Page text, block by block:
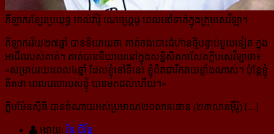
កីឡាករខ្សែរប្រយុទ្ធ អាល់វ៉ារ៉ូ ណេហ្គ្រេដូ ពេលនៅទាត់ក្នុងក្រុមសេវីឡា។
កីឡាករវ័យ២៧ឆ្នាំ បាននិយាយថា គាត់ចង់បោះជំហ៊ានថ្មីបន្ទាប់មួយទៀត ក្នុង
អាជីពរបស់គាត់។ គាត់បាននិយាយនៅ​ក្នុងសន្និសិតកាសែតក្លិបសេវីឡាថា៖
«សម្រាប់រយះពេល៤ឆ្នាំ ដែលខ្ញុំនៅទីនេះ ខ្ញុំពិតជារីករាយខ្លាំងណាស់។ ប៉ុន្តែខ្ញុំ​
គិត​ថា ពេលវេលារបស់ខ្ញុំ បានមកដល់ហើយ។»
ក្លិបម៉ែនស៊ីធី បានចំណាយអស់ប្រមាណ២០លានផោន (២៣លានអ៊ឺរ៉ូ) [...]
ដោយ: វិន ជីវ័ន្ត